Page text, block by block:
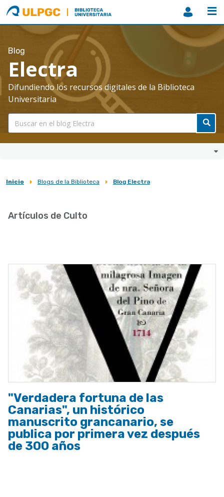
ULPGC
Biblioteca
ULPGC
Blog
Electra
Difundiendo los recursos digitales de la Biblioteca
Universitaria
Sobrescribir
de
la
navegación
Inicio Blogs de la Biblioteca Blog Electra
Artículos de Culto
"Verdadera fortuna de las
Canarias", un histórico
manuscrito grancanario, se
publica por primera vez después
de 300 años